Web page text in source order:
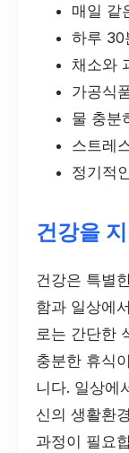
매일 같
하루 30
채소와
가공식
물 충분
스트레
정기적
건강을
건강은 특별
함과 일상에
로는 간단한
충분한 휴식
니다. 일상에
신의 생활환
과정이 필요